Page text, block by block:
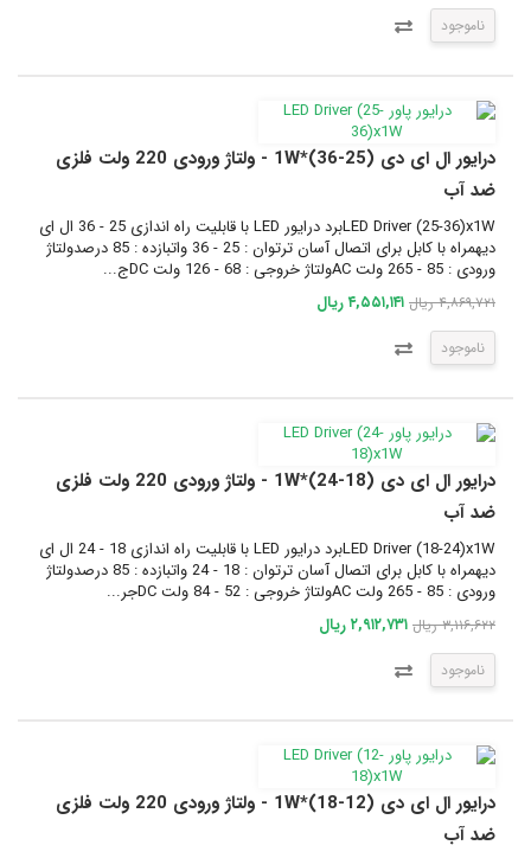
ناموجود
درایور ال ای دی (25-36)*1W - ولتاژ ورودی 220 ولت فلزی
ضد آب
LED Driver (25-36)x1Wبرد درایور LED با قابلیت راه اندازی 25 - 36 ال ای
دیهمراه با کابل برای اتصال آسان ترتوان : 25 - 36 واتبازده : 85 درصدولتاژ
ورودی : 85 - 265 ولت ACولتاژ خروجی : 68 - 126 ولت DCج...
۴,۸۶۹,۷۲۱ ریال ۴,۵۵۱,۱۴۱ ریال
ناموجود
درایور ال ای دی (18-24)*1W - ولتاژ ورودی 220 ولت فلزی
ضد آب
LED Driver (18-24)x1Wبرد درایور LED با قابلیت راه اندازی 18 - 24 ال ای
دیهمراه با کابل برای اتصال آسان ترتوان : 18 - 24 واتبازده : 85 درصدولتاژ
ورودی : 85 - 265 ولت ACولتاژ خروجی : 52 - 84 ولت DCجر...
۳,۱۱۶,۶۲۲ ریال ۲,۹۱۲,۷۳۱ ریال
ناموجود
درایور ال ای دی (12-18)*1W - ولتاژ ورودی 220 ولت فلزی
ضد آب